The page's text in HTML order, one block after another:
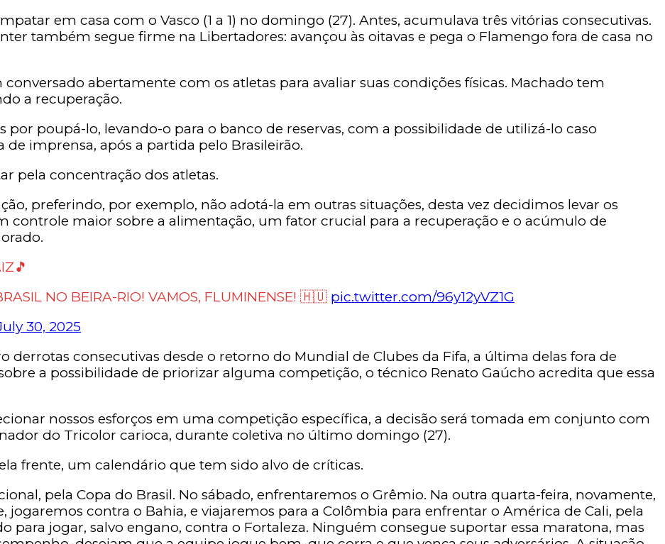
em casa com o Vasco (1 a 1) no domingo (27). Antes, acumulava três vitórias consecutivas.
também segue firme na Libertadores: avançou às oitavas e pega o Flamengo fora de casa no
abertamente com os atletas para avaliar suas condições físicas. Machado tem
a recuperação.
por poupá-lo, levando-o para o banco de reservas, com a possibilidade de utilizá-lo caso
imprensa, após a partida pelo Brasileirão.
pela concentração dos atletas.
preferindo, por exemplo, não adotá-la em outras situações, desta vez decidimos levar os
controle maior sobre a alimentação, um fator crucial para a recuperação e o acúmulo de
NO BEIRA-RIO! VAMOS, FLUMINENSE! 🇭🇺 pic.twitter.com/96y12yVZ1G
30, 2025
derrotas consecutivas desde o retorno do Mundial de Clubes da Fifa, a última delas fora de
a possibilidade de priorizar alguma competição, o técnico Renato Gaúcho acredita que essa
nossos esforços em uma competição específica, a decisão será tomada em conjunto com
do Tricolor carioca, durante coletiva no último domingo (27).
frente, um calendário que tem sido alvo de críticas.
pela Copa do Brasil. No sábado, enfrentaremos o Grêmio. Na outra quarta-feira, novamente,
contra o Bahia, e viajaremos para a Colômbia para enfrentar o América de Cali, pela
para jogar, salvo engano, contra o Fortaleza. Ninguém consegue suportar essa maratona, mas